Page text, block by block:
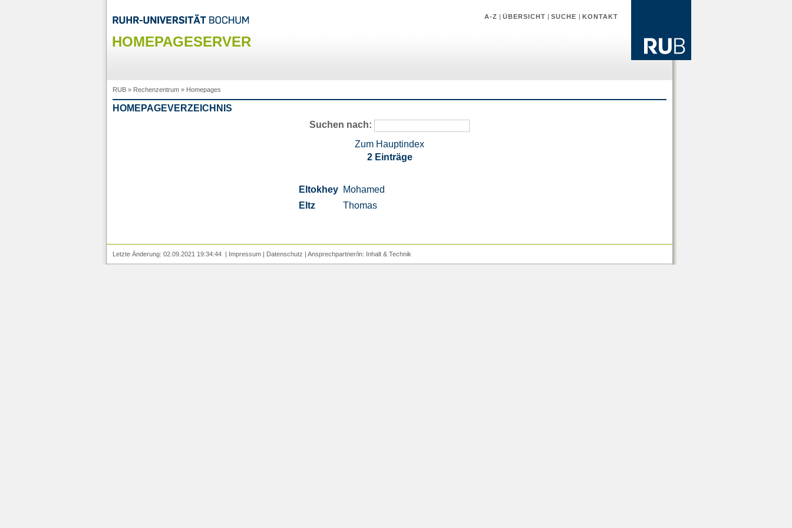
A-Z |ÜBERSICHT |SUCHE |KONTAKT
HOMEPAGESERVER
RUB» Rechenzentrum» Homepages
HOMEPAGEVERZEICHNIS
Suchen nach:
Zum Hauptindex
2 Einträge
Eltokhey Mohamed
Eltz
Thomas
Letzte Änderung: 02.09.2021 19:34:44 | Impressum| Datenschutz | Ansprechpartner/in: Inhalt& Technik